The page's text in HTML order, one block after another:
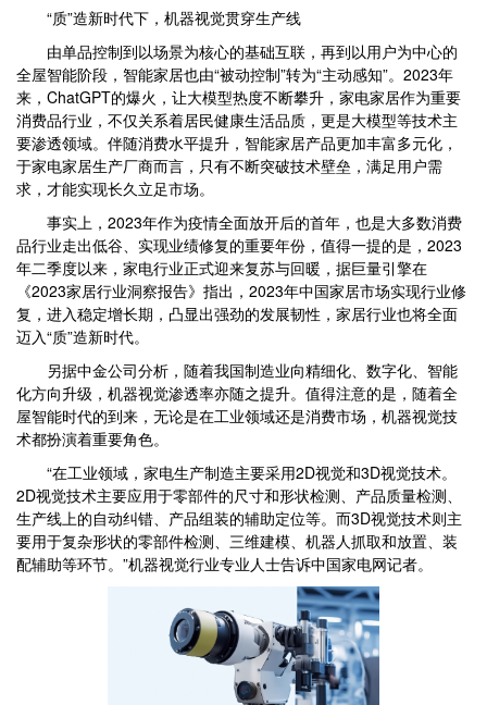
“质”造新时代下，机器视觉贯穿生产线
由单品控制到以场景为核心的基础互联，再到以用户为中心的
全屋智能阶段，智能家居也由“被动控制”转为“主动感知”。2023年
来，ChatGPT的爆火，让大模型热度不断攀升，家电家居作为重要
消费品行业，不仅关系着居民健康生活品质，更是大模型等技术主
要渗透领域。伴随消费水平提升，智能家居产品更加丰富多元化，
于家电家居生产厂商而言，只有不断突破技术壁垒，满足用户需
求，才能实现长久立足市场。
事实上，2023年作为疫情全面放开后的首年，也是大多数消费
品行业走出低谷、实现业绩修复的重要年份，值得一提的是，2023
年二季度以来，家电行业正式迎来复苏与回暖，据巨量引擎在
《2023家居行业洞察报告》指出，2023年中国家居市场实现行业修
复，进入稳定增长期，凸显出强劲的发展韧性，家居行业也将全面
迈入“质”造新时代。
另据中金公司分析，随着我国制造业向精细化、数字化、智能
化方向升级，机器视觉渗透率亦随之提升。值得注意的是，随着全
屋智能时代的到来，无论是在工业领域还是消费市场，机器视觉技
术都扮演着重要角色。
“在工业领域，家电生产制造主要采用2D视觉和3D视觉技术。
2D视觉技术主要应用于零部件的尺寸和形状检测、产品质量检测、
生产线上的自动纠错、产品组装的辅助定位等。而3D视觉技术则主
要用于复杂形状的零部件检测、三维建模、机器人抓取和放置、装
配辅助等环节。”机器视觉行业专业人士告诉中国家电网记者。